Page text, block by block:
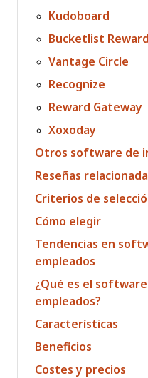
Kudoboard
Bucketlist
Vantage Circle
Recognize
Reward Gateway
Xoxoday
Otros software de
Reseñas
Criterios de
Cómo elegir
Tendencias en
empleados
¿Qué es el
empleados?
Características
Beneficios
Costes y precios